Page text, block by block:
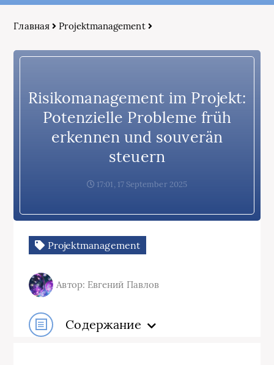
Главная Projektmanagement
Risikomanagement im Projekt:
Potenzielle Probleme früh
erkennen und souverän
steuern
17:01, 17 September 2025
Projektmanagement
Автор: Евгений Павлов
Содержание